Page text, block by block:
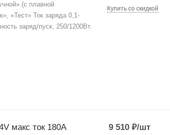
(с плавной
«Тест» Ток заряда 0,1-
заряд/пуск, 250/1200Вт.
Купить со скидкой
макс ток 180A
9 510 ₽/шт